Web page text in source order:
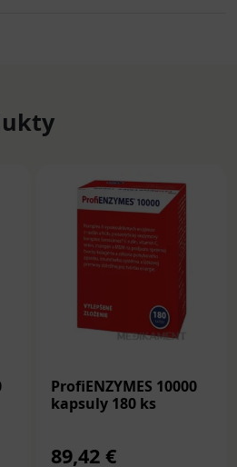
ProfiENZYMES 10000
kapsuly 180 ks
89,42 €